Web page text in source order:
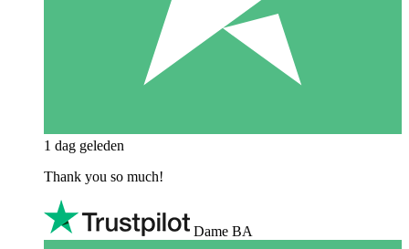
1 dag geleden
Thank you so much!
Dame BA